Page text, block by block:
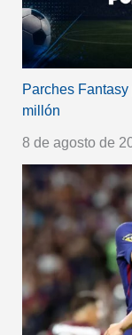
Parches
millón
8 de agosto de